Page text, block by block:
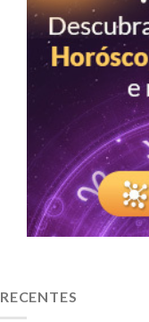
RECENTES